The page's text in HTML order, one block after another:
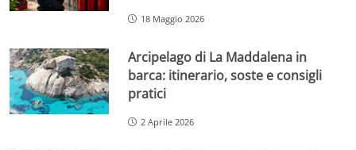
18 Maggio 2026
Arcipelago di La Maddalena in
barca: itinerario, soste e consigli
pratici
2 Aprile 2026